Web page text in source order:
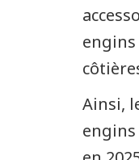
engins
Ainsi,